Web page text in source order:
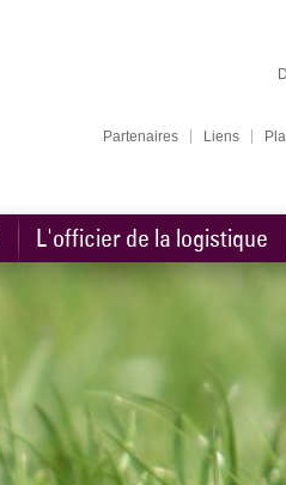
Partenaires Liens
L'officier de la logistique